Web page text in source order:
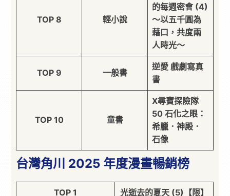
TOP 8 輕小說
的每週密會 (4)
～以五千圓為
藉口，共度兩
人時光～
TOP 9 一般書
逆愛 戲劇寫真
書
TOP 10 童書
X尋寶探險隊
50 石化之眼：
希臘．神殿．
石像
台灣角川 2025 年度漫畫暢銷榜
TOP 1 光逝去的夏天 (5)【限】